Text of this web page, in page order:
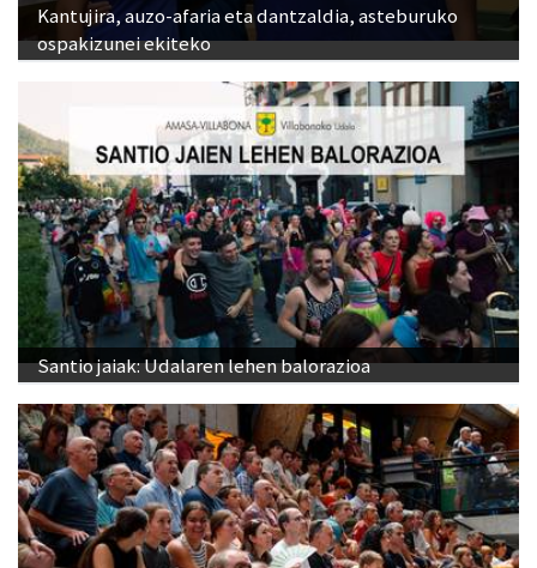
Kantujira, auzo-afaria eta dantzaldia, asteburuko
ospakizunei ekiteko
Santio jaiak: Udalaren lehen balorazioa